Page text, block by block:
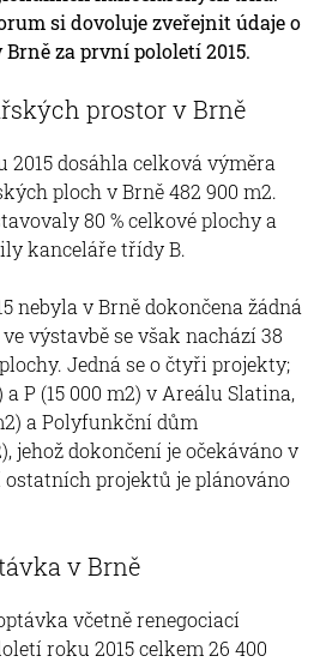
si dovoluje zveřejnit údaje o
za první pololetí 2015.
prostor v Brně
dosáhla celková výměra
ploch v Brně 482 900 m2.
80 % celkové plochy a
kanceláře třídy B.
nebyla v Brně dokončena žádná
výstavbě se však nachází 38
Jedná se o čtyři projekty;
a P (15 000 m2) v Areálu Slatina,
a Polyfunkční dům
jehož dokončení je očekáváno v
ostatních projektů je plánováno
v Brně
včetně renegociací
roku 2015 celkem 26 400